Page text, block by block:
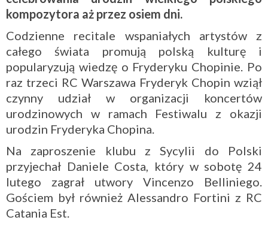
kompozytora aż przez osiem dni.
Codzienne recitale wspaniałych artystów z
całego świata promują polską kulturę i
popularyzują wiedzę o Fryderyku Chopinie. Po
raz trzeci RC Warszawa Fryderyk Chopin wziął
czynny udział w organizacji koncertów
urodzinowych w ramach Festiwalu z okazji
urodzin Fryderyka Chopina.
Na zaproszenie klubu z Sycylii do Polski
przyjechał Daniele Costa, który w sobotę 24
lutego zagrał utwory Vincenzo Belliniego.
Gościem był również Alessandro Fortini z RC
Catania Est.